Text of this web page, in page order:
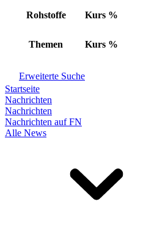
Rohstoffe Kurs %
Themen Kurs %
Erweiterte Suche
Startseite
Nachrichten
Nachrichten
Nachrichten auf FN
Alle News